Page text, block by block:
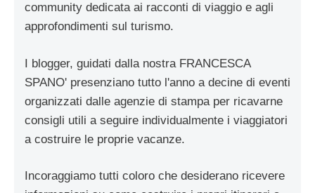
community dedicata ai racconti di viaggio e agli
approfondimenti sul turismo.
I blogger, guidati dalla nostra FRANCESCA
SPANO' presenziano tutto l'anno a decine di eventi
organizzati dalle agenzie di stampa per ricavarne
consigli utili a seguire individualmente i viaggiatori
a costruire le proprie vacanze.
Incoraggiamo tutti coloro che desiderano ricevere